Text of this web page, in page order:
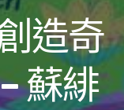
造奇
蘇緋